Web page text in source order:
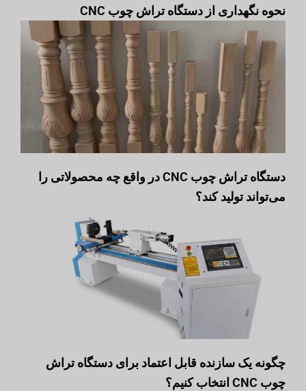
نحوه نگهداری از دستگاه تراش چوب CNC
دستگاه تراش چوب CNC در واقع چه محصولاتی را
می‌تواند تولید کند؟
چگونه یک سازنده قابل اعتماد برای دستگاه تراش
چوب CNC انتخاب کنیم؟